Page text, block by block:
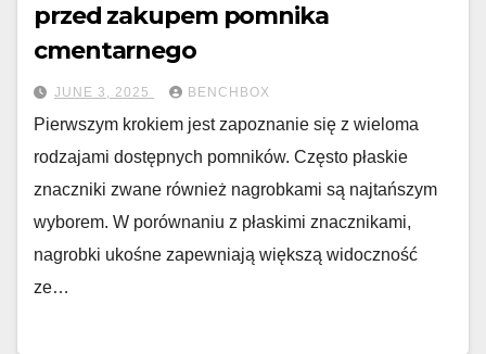
przed zakupem pomnika
cmentarnego
JUNE 3, 2025 BENCHBOX
Pierwszym krokiem jest zapoznanie się z wieloma
rodzajami dostępnych pomników. Często płaskie
znaczniki zwane również nagrobkami są najtańszym
wyborem. W porównaniu z płaskimi znacznikami,
nagrobki ukośne zapewniają większą widoczność
ze…